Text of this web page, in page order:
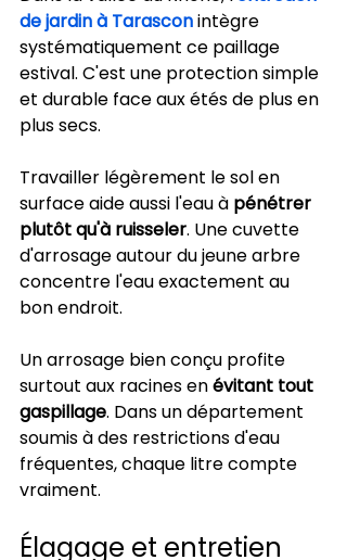
de jardin à Tarascon intègre
systématiquement ce paillage
estival. C'est une protection simple
et durable face aux étés de plus en
plus secs.
Travailler légèrement le sol en
surface aide aussi l'eau à pénétrer
plutôt qu'à ruisseler. Une cuvette
d'arrosage autour du jeune arbre
concentre l'eau exactement au
bon endroit.
Un arrosage bien conçu profite
surtout aux racines en évitant tout
gaspillage. Dans un département
soumis à des restrictions d'eau
fréquentes, chaque litre compte
vraiment.
Élagage et entretien